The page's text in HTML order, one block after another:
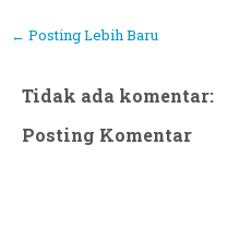
← Posting Lebih Baru
Tidak ada komentar:
Posting Komentar